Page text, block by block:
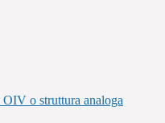
o struttura analoga